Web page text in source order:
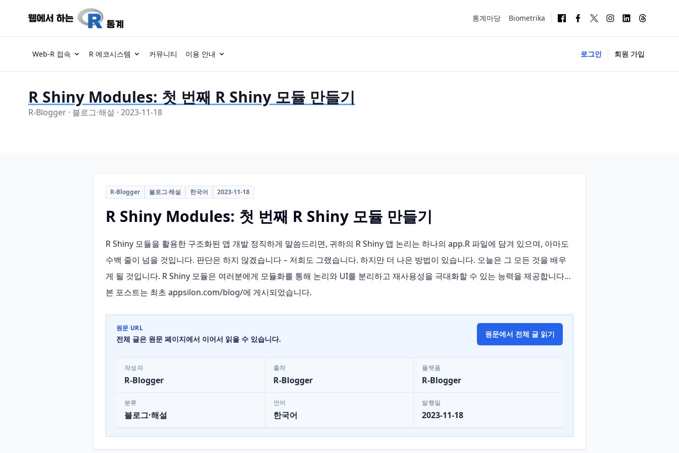
통계마당 Biometrika
Web-R 접속 R 에코시스템 커뮤니티 이용 안내 로그인 회원 가입
R Shiny Modules: 첫 번째 R Shiny 모듈 만들기
R-Blogger · 블로그·해설 · 2023-11-18
R-Blogger 블로그·해설 한국어 2023-11-18
R Shiny Modules: 첫 번째 R Shiny 모듈 만들기
R Shiny 모듈을 활용한 구조화된 앱 개발 정직하게 말씀드리면, 귀하의 R Shiny 앱 논리는 하나의 app.R 파일에 담겨 있으며, 아마도
수백 줄이 넘을 것입니다. 판단은 하지 않겠습니다 – 저희도 그랬습니다. 하지만 더 나은 방법이 있습니다. 오늘은 그 모든 것을 배우
게 될 것입니다. R Shiny 모듈은 여러분에게 모듈화를 통해 논리와 UI를 분리하고 재사용성을 극대화할 수 있는 능력을 제공합니다…
본 포스트는 최초 appsilon.com/blog/에 게시되었습니다.
원문 URL
전체 글은 원문 페이지에서 이어서 읽을 수 있습니다.
원문에서 전체 글 읽기
작성자
R-Blogger
출처
R-Blogger
플랫폼
R-Blogger
분류
블로그·해설
언어
한국어
발행일
2023-11-18